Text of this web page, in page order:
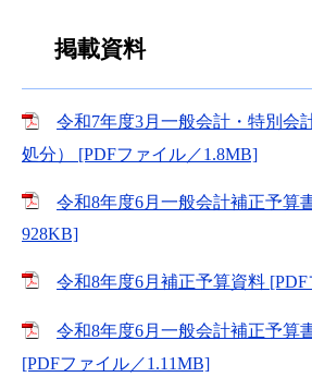
掲載資料
令和7年度3月一般会計・特別会
処分） [PDFファイル／1.8MB]
令和8年度6月一般会計補正予算
928KB]
令和8年度6月補正予算資料
令和8年度6月一般会計補正予算
[PDFファイル／1.11MB]